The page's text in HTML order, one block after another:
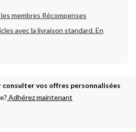
membres Récompenses
avec la livraison standard.En
consulter vos offres personnalisées
Adhérez maintenant